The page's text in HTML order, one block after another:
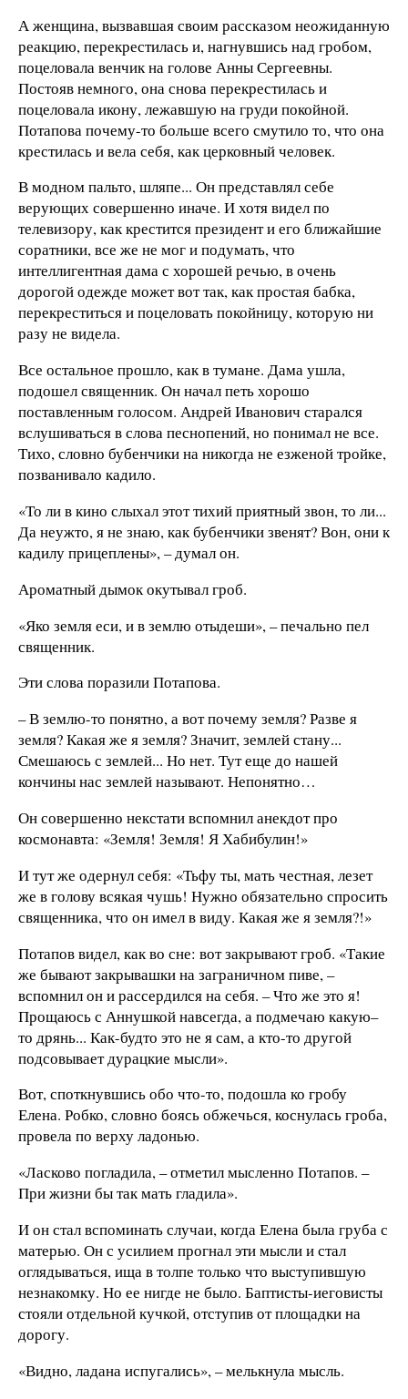
А женщина, вызвавшая своим рассказом неожиданную
реакцию, перекрестилась и, нагнувшись над гробом,
поцеловала венчик на голове Анны Сергеевны.
Постояв немного, она снова перекрестилась и
поцеловала икону, лежавшую на груди покойной.
Потапова почему-то больше всего смутило то, что она
крестилась и вела себя, как церковный человек.
В модном пальто, шляпе... Он представлял себе
верующих совершенно иначе. И хотя видел по
телевизору, как крестится президент и его ближайшие
соратники, все же не мог и подумать, что
интеллигентная дама с хорошей речью, в очень
дорогой одежде может вот так, как простая бабка,
перекреститься и поцеловать покойницу, которую ни
разу не видела.
Все остальное прошло, как в тумане. Дама ушла,
подошел священник. Он начал петь хорошо
поставленным голосом. Андрей Иванович старался
вслушиваться в слова песнопений, но понимал не все.
Тихо, словно бубенчики на никогда не езженой тройке,
позванивало кадило.
«То ли в кино слыхал этот тихий приятный звон, то ли...
Да неужто, я не знаю, как бубенчики звенят? Вон, они к
кадилу прицеплены», – думал он.
Ароматный дымок окутывал гроб.
«Яко земля еси, и в землю отыдеши», – печально пел
священник.
Эти слова поразили Потапова.
– В землю-то понятно, а вот почему земля? Разве я
земля? Какая же я земля? Значит, землей стану...
Смешаюсь с землей... Но нет. Тут еще до нашей
кончины нас землей называют. Непонятно…
Он совершенно некстати вспомнил анекдот про
космонавта: «Земля! Земля! Я Хабибулин!»
И тут же одернул себя: «Тьфу ты, мать честная, лезет
же в голову всякая чушь! Нужно обязательно спросить
священника, что он имел в виду. Какая же я земля?!»
Потапов видел, как во сне: вот закрывают гроб. «Такие
же бывают закрывашки на заграничном пиве, –
вспомнил он и рассердился на себя. – Что же это я!
Прощаюсь с Аннушкой навсегда, а подмечаю какую–
то дрянь... Как-будто это не я сам, а кто-то другой
подсовывает дурацкие мысли».
Вот, споткнувшись обо что-то, подошла ко гробу
Елена. Робко, словно боясь обжечься, коснулась гроба,
провела по верху ладонью.
«Ласково погладила, – отметил мысленно Потапов. –
При жизни бы так мать гладила».
И он стал вспоминать случаи, когда Елена была груба с
матерью. Он с усилием прогнал эти мысли и стал
оглядываться, ища в толпе только что выступившую
незнакомку. Но ее нигде не было. Баптисты-иеговисты
стояли отдельной кучкой, отступив от площадки на
дорогу.
«Видно, ладана испугались», – мелькнула мысль.